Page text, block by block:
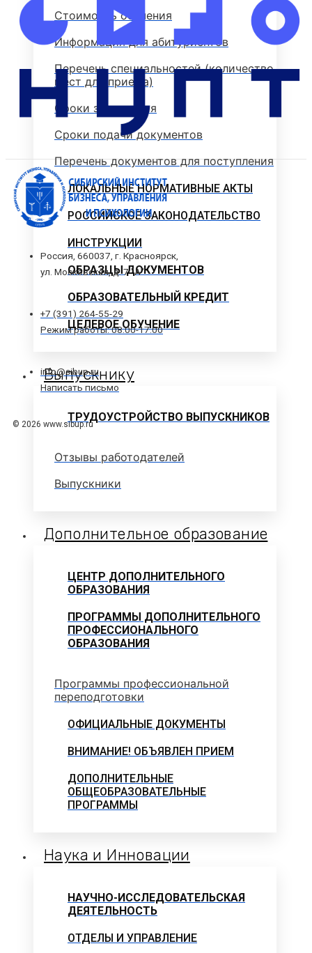
Стоимость обучения
Информация для абитуриентов
Перечень специальностей (количество
мест для приема)
Сроки зачисления
Сроки подачи документов
Перечень документов для поступления
ЛОКАЛЬНЫЕ НОРМАТИВНЫЕ АКТЫ
РОССИЙСКОЕ ЗАКОНОДАТЕЛЬСТВО
ИНСТРУКЦИИ
ОБРАЗЦЫ ДОКУМЕНТОВ
ОБРАЗОВАТЕЛЬНЫЙ КРЕДИТ
ЦЕЛЕВОЕ ОБУЧЕНИЕ
Выпускнику
ТРУДОУСТРОЙСТВО ВЫПУСКНИКОВ
Отзывы работодателей
Выпускники
Дополнительное образование
ЦЕНТР ДОПОЛНИТЕЛЬНОГО
ОБРАЗОВАНИЯ
ПРОГРАММЫ ДОПОЛНИТЕЛЬНОГО
ПРОФЕССИОНАЛЬНОГО
ОБРАЗОВАНИЯ
Программы профессиональной
переподготовки
ОФИЦИАЛЬНЫЕ ДОКУМЕНТЫ
ВНИМАНИЕ! ОБЪЯВЛЕН ПРИЕМ
ДОПОЛНИТЕЛЬНЫЕ
ОБЩЕОБРАЗОВАТЕЛЬНЫЕ
ПРОГРАММЫ
Наука и Инновации
НАУЧНО-ИССЛЕДОВАТЕЛЬСКАЯ
ДЕЯТЕЛЬНОСТЬ
ОТДЕЛЫ И УПРАВЛЕНИЕ
Россия, 660037, г. Красноярск,
ул. Московская, д. 7 "А"
+7 (391) 264-55-29
Режим работы: 08.00-17.00
info@sibup.ru
Написать письмо
© 2026 www.sibup.ru